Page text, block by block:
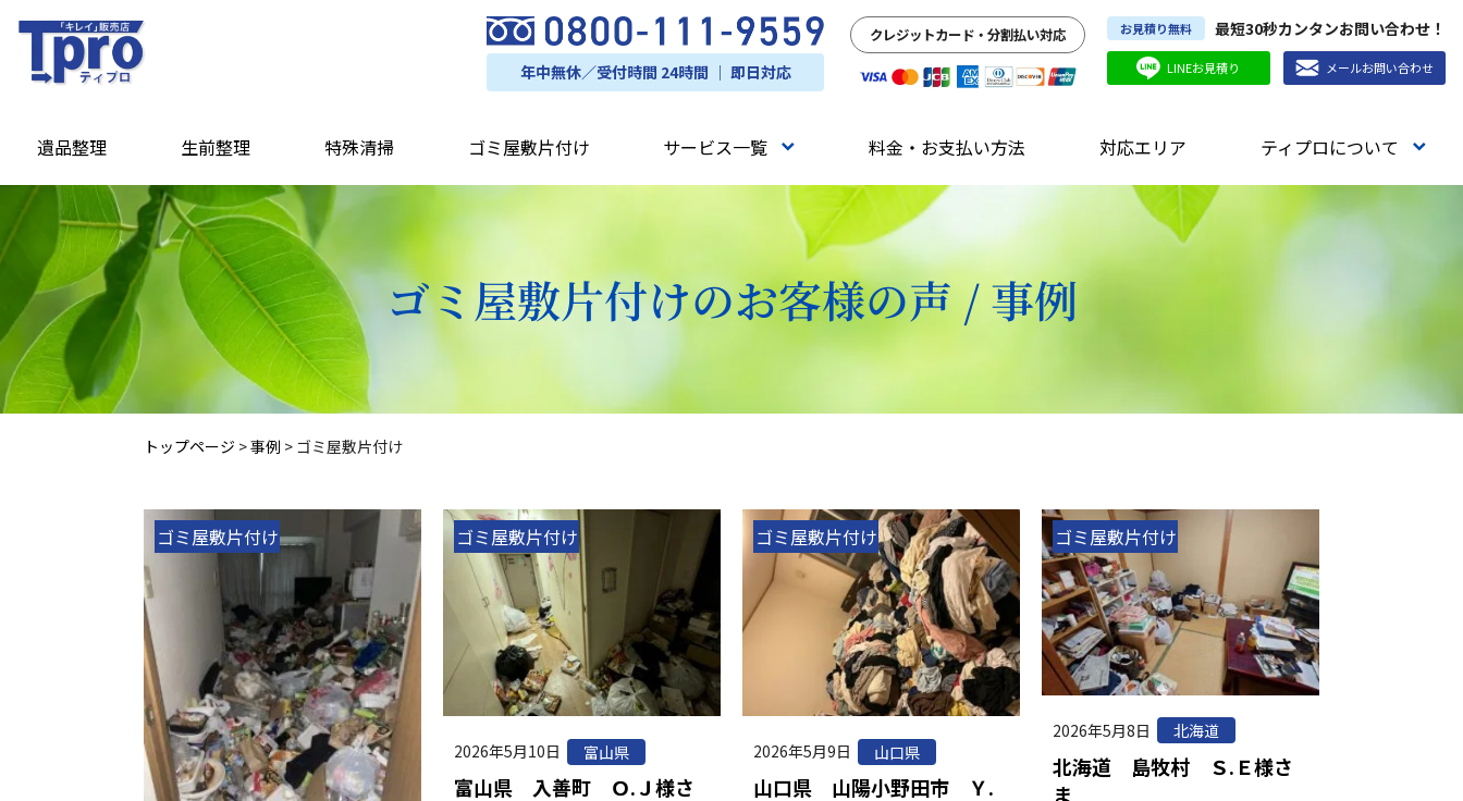
年中無休／受付時間 24時間 ｜ 即日対応
クレジットカード・分割払い対応 お見積り無料 最短30秒カンタンお問い合わせ！
LINEお見積り メールお問い合わせ
遺品整理 生前整理 特殊清掃 ゴミ屋敷片付け サービス一覧 料金・お支払い方法 対応エリア ティプロについて
ゴミ屋敷片付けのお客様の声 / 事例
トップページ >事例 > ゴミ屋敷片付け
ゴミ屋敷片付け ゴミ屋敷片付け
2026年5月10日 富山県
富山県 入善町 Ｏ.Ｊ様さ
ゴミ屋敷片付け
2026年5月9日 山口県
山口県 山陽小野田市 Ｙ.
ゴミ屋敷片付け
2026年5月8日 北海道
北海道 島牧村 Ｓ.Ｅ様さ
ま